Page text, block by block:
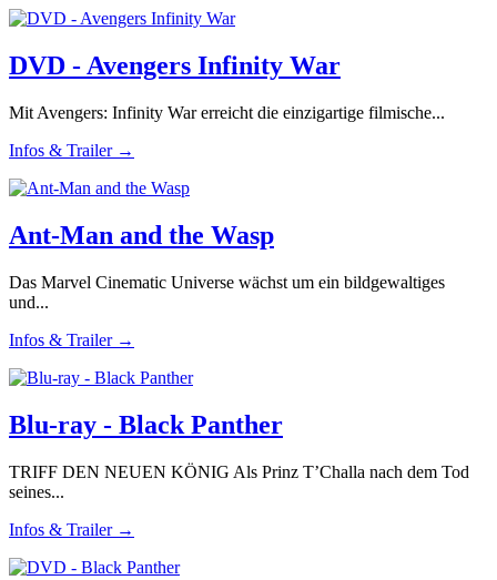
DVD - Avengers Infinity War
Mit Avengers: Infinity War erreicht die einzigartige filmische...
Infos & Trailer →
Ant-Man and the Wasp
Das Marvel Cinematic Universe wächst um ein bildgewaltiges
und...
Infos & Trailer →
Blu-ray - Black Panther
TRIFF DEN NEUEN KÖNIG Als Prinz T’Challa nach dem Tod
seines...
Infos & Trailer →